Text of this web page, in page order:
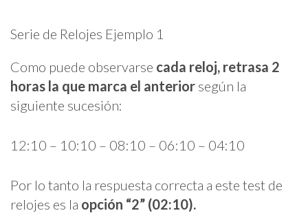
Serie de Relojes Ejemplo 1
Como puede observarse cada reloj, retrasa 2
horas la que marca el anterior según la
siguiente sucesión:
12:10 – 10:10 – 08:10 – 06:10 – 04:10
Por lo tanto la respuesta correcta a este test de
relojes es la opción “2” (02:10).